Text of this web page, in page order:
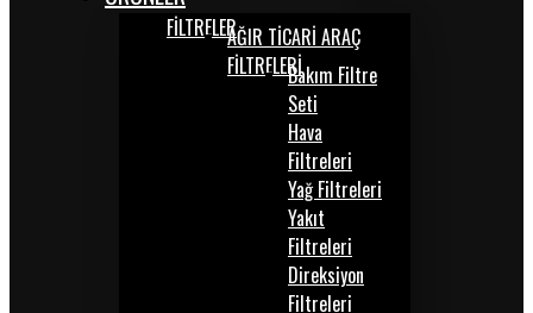
FİLTRELERAĞIR TİCARİ ARAÇ
FİLTRELERİBakım Filtre
Seti
Hava
Filtreleri
Yağ Filtreleri
Yakıt
Filtreleri
Direksiyon
Filtreleri